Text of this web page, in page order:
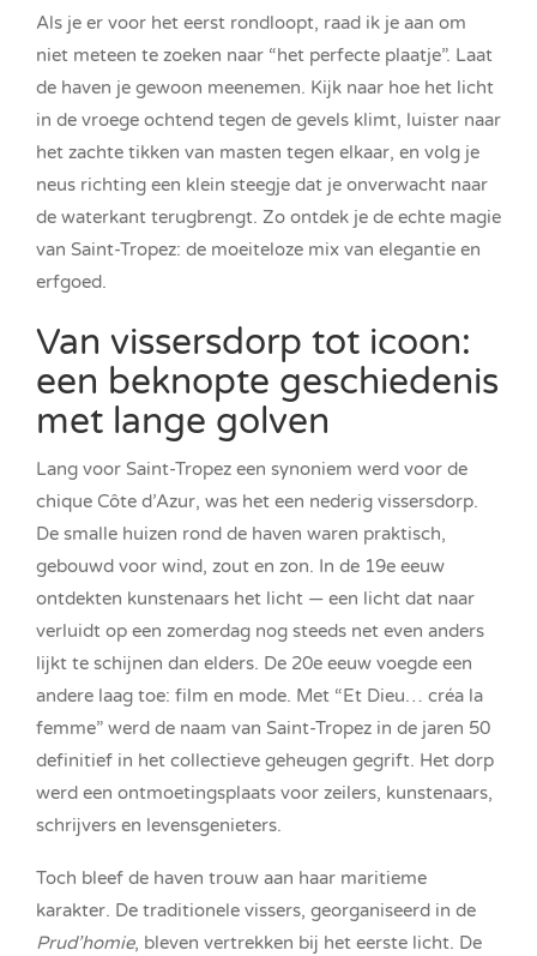
Als je er voor het eerst rondloopt, raad ik je aan om
niet meteen te zoeken naar “het perfecte plaatje”. Laat
de haven je gewoon meenemen. Kijk naar hoe het licht
in de vroege ochtend tegen de gevels klimt, luister naar
het zachte tikken van masten tegen elkaar, en volg je
neus richting een klein steegje dat je onverwacht naar
de waterkant terugbrengt. Zo ontdek je de echte magie
van Saint-Tropez: de moeiteloze mix van elegantie en
erfgoed.
Van vissersdorp tot icoon:
een beknopte geschiedenis
met lange golven
Lang voor Saint-Tropez een synoniem werd voor de
chique Côte d’Azur, was het een nederig vissersdorp.
De smalle huizen rond de haven waren praktisch,
gebouwd voor wind, zout en zon. In de 19e eeuw
ontdekten kunstenaars het licht — een licht dat naar
verluidt op een zomerdag nog steeds net even anders
lijkt te schijnen dan elders. De 20e eeuw voegde een
andere laag toe: film en mode. Met “Et Dieu… créa la
femme” werd de naam van Saint-Tropez in de jaren 50
definitief in het collectieve geheugen gegrift. Het dorp
werd een ontmoetingsplaats voor zeilers, kunstenaars,
schrijvers en levensgenieters.
Toch bleef de haven trouw aan haar maritieme
karakter. De traditionele vissers, georganiseerd in de
Prud’homie, bleven vertrekken bij het eerste licht. De